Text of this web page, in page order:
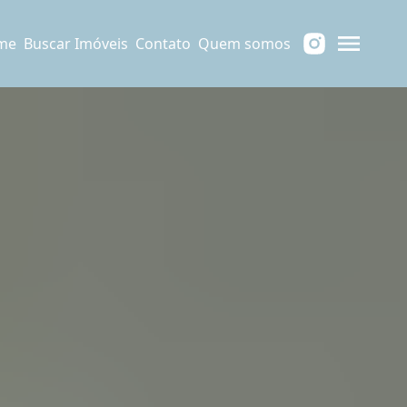
Buscar Imóveis Contato Quem somos